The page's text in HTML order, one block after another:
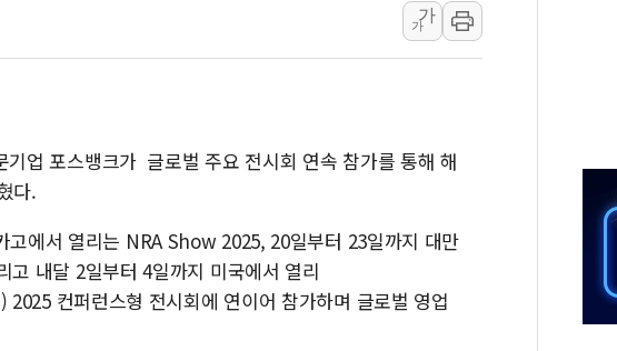
강원도 폭염특보 11일째…온열질환·가축 피해 최소화
[코인 시황] 비트코인, ETF 자금 유입에도 박스권…美
빚투·레버리지 줄었지만, 반도체 두 종목에 코스피 '휘청'
가
가
업 포스뱅크가 글로벌 주요 전시회 연속 참가를 통해 해
다.
에서 열리는 NRA Show 2025, 20일부터 23일까지 대만
내달 2일부터 4일까지 미국에서 열리
컨퍼런스형 전시회에 연이어 참가하며 글로벌 영업